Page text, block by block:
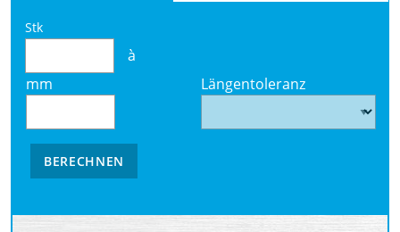
Stk
à
mm
Längentoleranz
BERECHNEN